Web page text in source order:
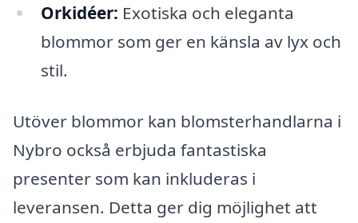
Orkidéer: Exotiska och eleganta
blommor som ger en känsla av lyx och
stil.
Utöver blommor kan blomsterhandlarna i
Nybro också erbjuda fantastiska
presenter som kan inkluderas i
leveransen. Detta ger dig möjlighet att